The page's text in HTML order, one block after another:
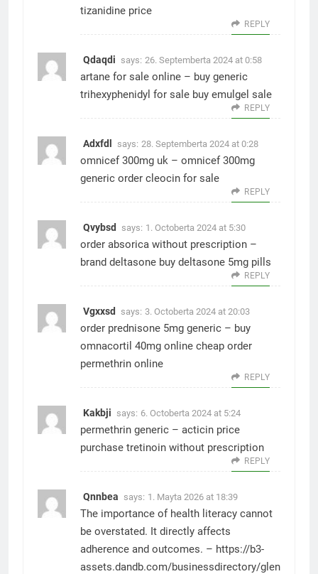
tizanidine price
REPLY
Qdaqdi says: 26. Septemberta 2024 at 0:58
artane for sale online – buy generic
trihexyphenidyl for sale buy emulgel sale
REPLY
Adxfdl says: 28. Septemberta 2024 at 0:28
omnicef 300mg uk – omnicef 300mg
generic order cleocin for sale
REPLY
Qvybsd says: 1. Octoberta 2024 at 5:30
order absorica without prescription –
brand deltasone buy deltasone 5mg pills
REPLY
Vgxxsd says: 3. Octoberta 2024 at 20:03
order prednisone 5mg generic – buy
omnacortil 40mg online cheap order
permethrin online
REPLY
Kakbji says: 6. Octoberta 2024 at 5:24
permethrin generic – acticin price
purchase tretinoin without prescription
REPLY
Qnnbea says: 1. Mayta 2026 at 18:39
The importance of health literacy cannot
be overstated. It directly affects
adherence and outcomes. – https://b3-
assets.dandb.com/businessdirectory/glen